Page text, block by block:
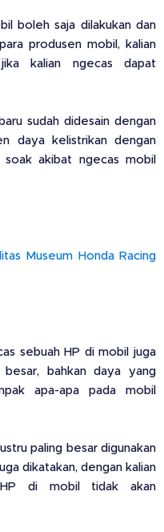
boleh saja dilakukan dan
produsen mobil, kalian
kalian ngecas dapat
sudah didesain dengan
daya kelistrikan dengan
soak akibat ngecas mobil
Museum Honda Racing
sebuah HP di mobil juga
bahkan daya yang
apa-apa pada mobil
paling besar digunakan
dikatakan, dengan kalian
HP di mobil tidak akan